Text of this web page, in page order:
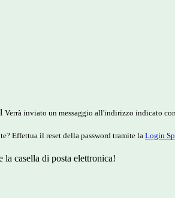
Verrà inviato un messaggio all'indirizzo indicato
Effettua il reset della password tramite la Login
casella di posta elettronica!